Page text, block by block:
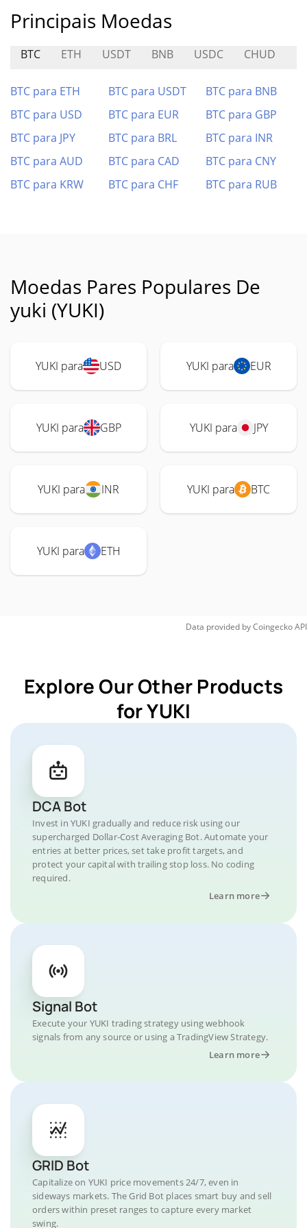
Principais Moedas
BTC ETH USDT BNB USDC CHUD
BTC para ETH BTC para USDT
BTC para BNB
BTC para USD
BTC para EUR
BTC para GBP
BTC para JPY
BTC para BRL
BTC para INR
BTC para AUD
BTC para CAD
BTC para CNY
BTC para KRW
BTC para CHF BTC para RUB
Moedas Pares Populares De
yuki (YUKI)
YUKI para USD YUKI para EUR
YUKI para GBP YUKI para JPY
YUKI para INR YUKI para BTC
YUKI para ETH
Data provided byCoingeckoAPI
Explore Our Other Products
for YUKI
DCA Bot
Invest in YUKI gradually and reduce risk using our
supercharged Dollar-Cost Averaging Bot. Automate your
entries at better prices, set take profit targets, and
protect your capital with trailing stop loss. No coding
required.
Learn more
Signal Bot
Execute your YUKI trading strategy using webhook
signals from any source or using a TradingView Strategy.
Learn more
GRID Bot
Capitalize on YUKI price movements 24/7, even in
sideways markets. The Grid Bot places smart buy and sell
orders within preset ranges to capture every market
swing.